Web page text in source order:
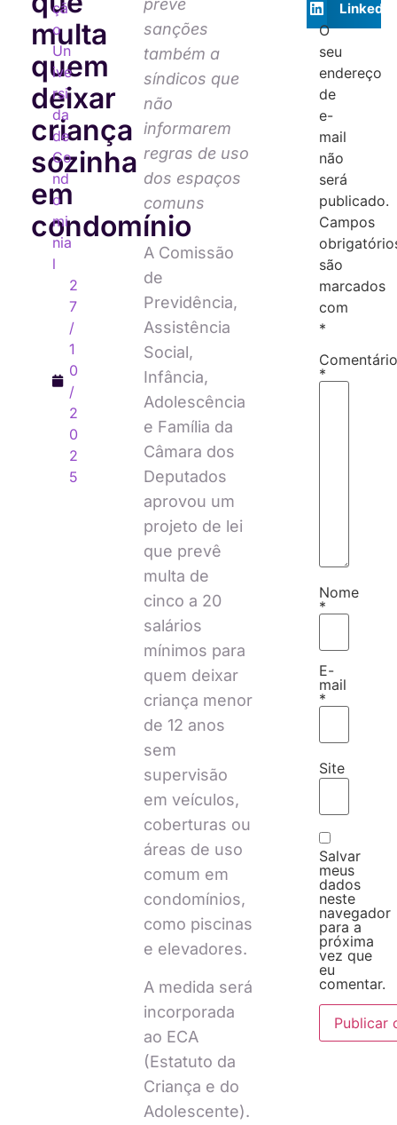
multa
quem
deixar
criança
sozinha
em
condomínio
çã
o
Un
ive
rsi
da
de
Co
nd
o
mi
nia
l
2
7
/
1
0
/
2
0
2
5
prevê
sanções
também a
síndicos que
não
informarem
regras de uso
dos espaços
comuns
A Comissão
de
Previdência,
Assistência
Social,
Infância,
Adolescência
e Família da
Câmara dos
Deputados
aprovou um
projeto de lei
que prevê
multa de
cinco a 20
salários
mínimos para
quem deixar
criança menor
de 12 anos
sem
supervisão
em veículos,
coberturas ou
áreas de uso
comum em
condomínios,
como piscinas
e elevadores.
A medida será
incorporada
ao ECA
(Estatuto da
Criança e do
Adolescente).
LinkedIn
O
seu
endereço
de
e-
mail
não
será
publicado.
Campos
são
marcados
com
*
*
Nome
*
E-
mail
*
Site
Salvar
meus
dados
neste
navegador
para a
próxima
vez que
eu
comentar.